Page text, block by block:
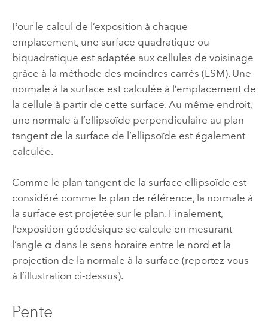
Pour le calcul de l’exposition à chaque
emplacement, une surface quadratique ou
biquadratique est adaptée aux cellules de voisinage
grâce à la méthode des moindres carrés (LSM). Une
normale à la surface est calculée à l’emplacement de
la cellule à partir de cette surface. Au même endroit,
une normale à l’ellipsoïde perpendiculaire au plan
tangent de la surface de l’ellipsoïde est également
calculée.
Comme le plan tangent de la surface ellipsoïde est
considéré comme le plan de référence, la normale à
la surface est projetée sur le plan. Finalement,
l’exposition géodésique se calcule en mesurant
l’angle α dans le sens horaire entre le nord et la
projection de la normale à la surface (reportez-vous
à l’illustration ci-dessus).
Pente